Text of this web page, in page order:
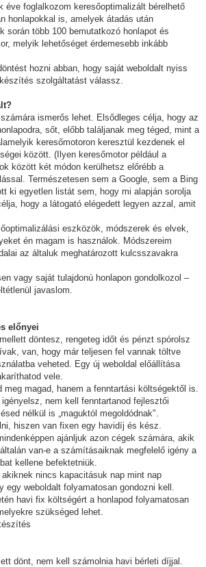
éve foglalkozom keresőoptimalizált bérelhető
honlapokkal is, amelyek átadás után
során több 100 bemutatkozó honlapot és
melyik lehetőséget érdemesebb inkább
hozni abban, hogy saját weboldalt nyiss
szolgáltatást válassz.
ismerős lehet. Elsődleges célja, hogy az
sőt, előbb találjanak meg téged, mint a
keresőmotoron keresztül kezdenek el
között. (Ilyen keresőmotor például a
között két módon kerülhetsz előrébb a
Természetesen sem a Google, sem a Bing
ki egyetlen listát sem, hogy mi alapján sorolja
hogy a látogató elégedett legyen azzal, amit
eszközök, módszerek és elvek,
én magam is használok. Módszereim
az általuk meghatározott kulcsszavakra
vagy saját tulajdonú honlapon gondolkozol –
javaslom.
előnyei
döntesz, rengeteg időt és pénzt spórolsz
van, hogy már teljesen fel vannak töltve
veheted. Egy új weboldal előállítása
vele.
magad, hanem a fenntartási költségektől is.
nem kell fenntartanod fejlesztői
nélkül is „maguktól megoldódnak".
hiszen van fixen egy havidíj és kész.
ajánljuk azon cégek számára, akik
van-e a számításaiknak megfelelő igény a
kellene befektetniük.
nincs kapacitásuk nap mint nap
egy weboldalt folyamatosan gondozni kell.
havi fix költségért a honlapod folyamatosan
szükséged lehet.
dönt, nem kell számolnia havi bérleti díjjal.